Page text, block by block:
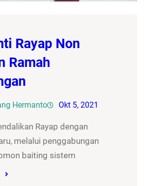
Rayap Non
Ramah
Hermanto Okt 5, 2021
Rayap dengan
melalui penggabungan
baiting sistem